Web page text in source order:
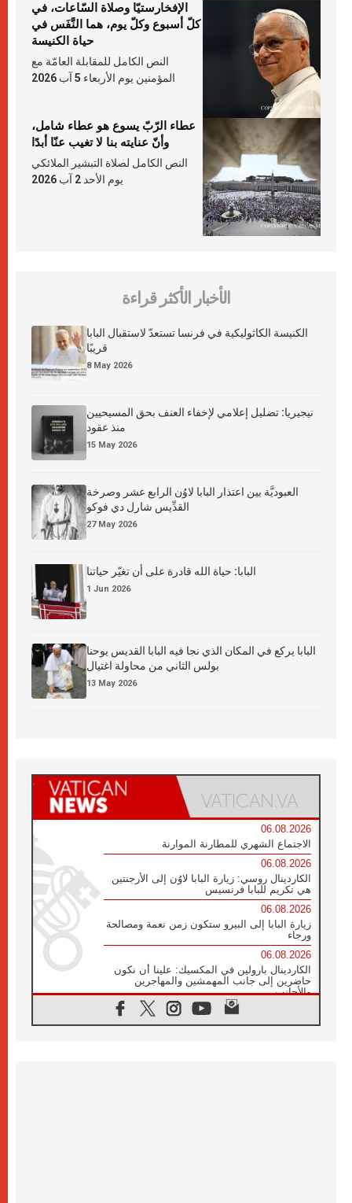
الإفخارستيّا وصلاة السّاعات، في
كلّ أسبوع وكلّ يوم، هما النَّفَس في
حياة الكنيسة
النص الكامل للمقابلة العامّة مع
المؤمنين يوم الأربعاء 5 آب 2026
عطاء الرّبّ يسوع هو عطاء شامل،
وأنّ عنايته بنا لا تغيب عنّا أبدًا
النص الكامل لصلاة التبشير الملائكي
يوم الأحد 2 آب 2026
الأخبار الأكثر قراءة
الكنيسة الكاثوليكية في فرنسا تستعدّ لاستقبال البابا
قريبًا
8 May 2026
نيجيريا: تضليل إعلامي لإخفاء العنف بحق المسيحيين
منذ عقود
15 May 2026
العبوديَّة بين اعتذار البابا لاوُن الرابع عشر وصرخة
القدِّيس شارل دي فوكو
27 May 2026
البابا: حياة الله قادرة على أن تغيّر حياتنا
1 Jun 2026
البابا يركع في المكان الذي نجا فيه البابا القديس يوحنا
بولس الثاني من محاولة اغتيال
13 May 2026
06.08.2026
الاجتماع الشهري للمطارنة الموارنة
06.08.2026
الكاردينال روسي: زيارة البابا لاوُن إلى الأرجنتين
هي تكريم للبابا فرنسيس
06.08.2026
زيارة البابا إلى البيرو ستكون زمن نعمة ومصالحة
ورجاء
06.08.2026
الكاردينال بارولين في المكسيك: علينا أن نكون
حاضرين إلى جانب المهمشين والمهاجرين
والأجانب
البابا لاوُن الرابع عشر للشباب في أسيزي: